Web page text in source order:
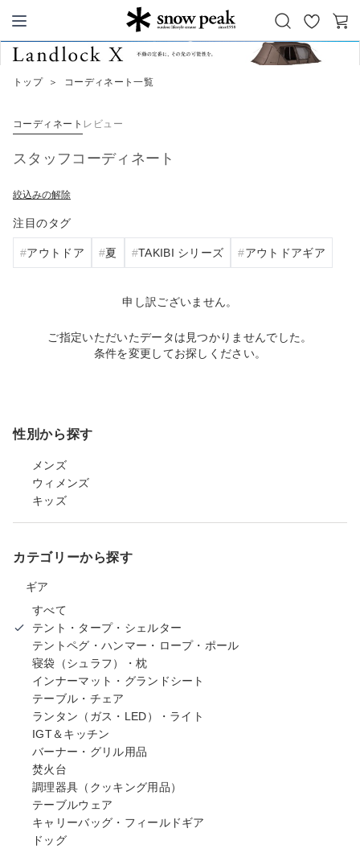
Snow Peak
お
気
カ
トップ ＞ コーディネート一覧
コーディネート レビュー
スタッフコーディネート
絞込みの解除
注目のタグ
アウトドア 夏 TAKIBI シリーズ アウトドアギア
申し訳ございません。
ご指定いただいたデータは見つかりませんでした。
条件を変更してお探しください。
性別から探す
メンズ
ウィメンズ
キッズ
カテゴリーから探す
ギア
すべて
テント・タープ・シェルター
テントペグ・ハンマー・ロープ・ポール
寝袋（シュラフ）・枕
インナーマット・グランドシート
テーブル・チェア
ランタン（ガス・LED）・ライト
IGT＆キッチン
バーナー・グリル用品
焚火台
調理器具（クッキング用品）
テーブルウェア
キャリーバッグ・フィールドギア
ドッグ